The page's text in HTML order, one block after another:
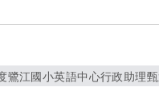
鷺江國小英語中心行政助理